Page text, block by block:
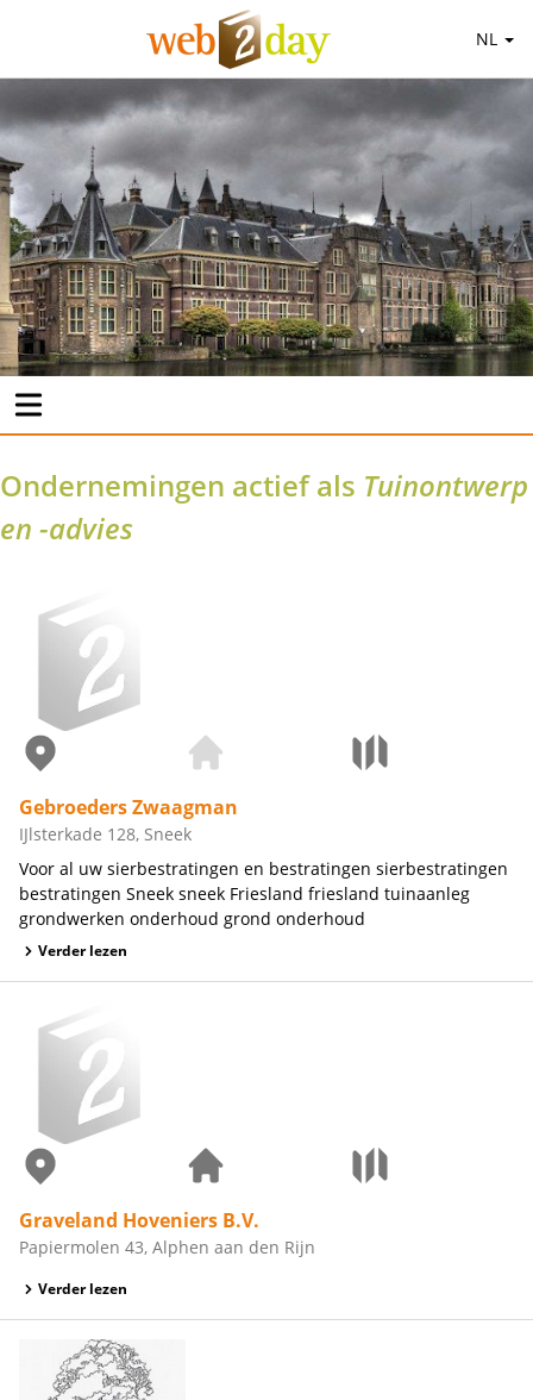
NL
Ondernemingen actief als Tuinontwerp
en -advies
Gebroeders Zwaagman
IJlsterkade 128, Sneek
Voor al uw sierbestratingen en bestratingen sierbestratingen
bestratingen Sneek sneek Friesland friesland tuinaanleg
grondwerken onderhoud grond onderhoud
Verder lezen
Graveland Hoveniers B.V.
Papiermolen 43, Alphen aan den Rijn
Verder lezen